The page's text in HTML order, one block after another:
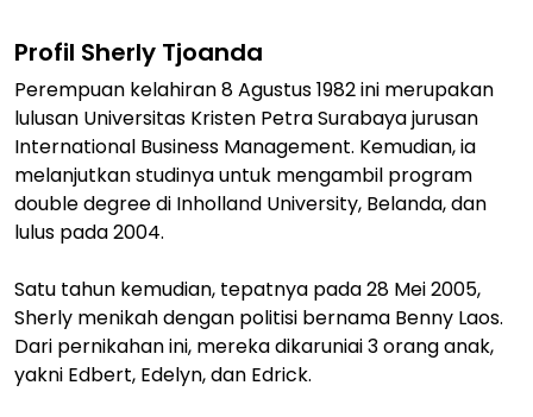
Profil Sherly Tjoanda
Perempuan kelahiran 8 Agustus 1982 ini merupakan
lulusan Universitas Kristen Petra Surabaya jurusan
International Business Management. Kemudian, ia
melanjutkan studinya untuk mengambil program
double degree di Inholland University, Belanda, dan
lulus pada 2004.
Satu tahun kemudian, tepatnya pada 28 Mei 2005,
Sherly menikah dengan politisi bernama Benny Laos.
Dari pernikahan ini, mereka dikaruniai 3 orang anak,
yakni Edbert, Edelyn, dan Edrick.